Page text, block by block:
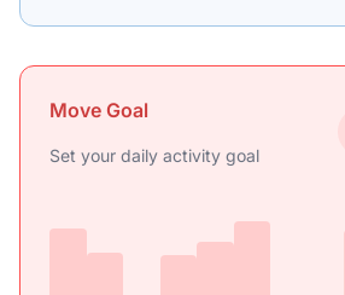
Move Goal
Set your daily activity goal